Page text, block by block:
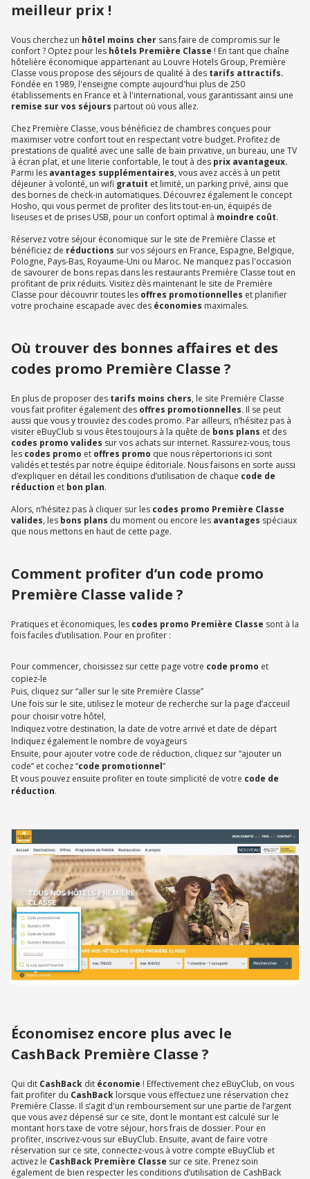
meilleur prix !
Vous cherchez un hôtel moins cher sans faire de compromis sur le
confort ? Optez pour les hôtels Première Classe ! En tant que chaîne
hôtelière économique appartenant au Louvre Hotels Group, Première
Classe vous propose des séjours de qualité à des tarifs attractifs.
Fondée en 1989, l'enseigne compte aujourd'hui plus de 250
établissements en France et à l'international, vous garantissant ainsi une
remise sur vos séjours partout où vous allez.
Chez Première Classe, vous bénéficiez de chambres conçues pour
maximiser votre confort tout en respectant votre budget. Profitez de
prestations de qualité avec une salle de bain privative, un bureau, une TV
à écran plat, et une literie confortable, le tout à des prix avantageux.
Parmi les avantages supplémentaires, vous avez accès à un petit
déjeuner à volonté, un wifi gratuit et limité, un parking privé, ainsi que
des bornes de check-in automatiques. Découvrez également le concept
Hosho, qui vous permet de profiter des lits tout-en-un, équipés de
liseuses et de prises USB, pour un confort optimal à moindre coût.
Réservez votre séjour économique sur le site de Première Classe et
bénéficiez de réductions sur vos séjours en France, Espagne, Belgique,
Pologne, Pays-Bas, Royaume-Uni ou Maroc. Ne manquez pas l'occasion
de savourer de bons repas dans les restaurants Première Classe tout en
profitant de prix réduits. Visitez dès maintenant le site de Première
Classe pour découvrir toutes les offres promotionnelles et planifier
votre prochaine escapade avec des économies maximales.
Où trouver des bonnes affaires et des
codes promo Première Classe ?
En plus de proposer des tarifs moins chers, le site Première Classe
vous fait profiter également des offres promotionnelles. Il se peut
aussi que vous y trouviez des codes promo. Par ailleurs, n’hésitez pas à
visiter eBuyClub si vous êtes toujours à la quête de bons plans et des
codes promo valides sur vos achats sur internet. Rassurez-vous, tous
les codes promo et offres promo que nous répertorions ici sont
validés et testés par notre équipe éditoriale. Nous faisons en sorte aussi
d’expliquer en détail les conditions d’utilisation de chaque code de
réduction et bon plan.
Alors, n’hésitez pas à cliquer sur les codes promo Première Classe
valides, les bons plans du moment ou encore les avantages spéciaux
que nous mettons en haut de cette page.
Comment profiter d’un code promo
Première Classe valide ?
Pratiques et économiques, les codes promo Première Classe sont à la
fois faciles d’utilisation. Pour en profiter :
Pour commencer, choisissez sur cette page votre code promo et
copiez-le
Puis, cliquez sur “aller sur le site Première Classe”
Une fois sur le site, utilisez le moteur de recherche sur la page d’acceuil
pour choisir votre hôtel,
Indiquez votre destination, la date de votre arrivé et date de départ
Indiquez également le nombre de voyageurs
Ensuite, pour ajouter votre code de réduction, cliquez sur “ajouter un
code” et cochez “code promotionnel”
Et vous pouvez ensuite profiter en toute simplicité de votre code de
réduction.
Économisez encore plus avec le
CashBack Première Classe ?
Qui dit CashBack dit économie ! Effectivement chez eBuyClub, on vous
fait profiter du CashBack lorsque vous effectuez une réservation chez
Première Classe. Il s’agit d'un remboursement sur une partie de l’argent
que vous avez dépensé sur ce site, dont le montant est calculé sur le
montant hors taxe de votre séjour, hors frais de dossier. Pour en
profiter, inscrivez-vous sur eBuyClub. Ensuite, avant de faire votre
réservation sur ce site, connectez-vous à votre compte eBuyClub et
activez le CashBack Première Classe sur ce site. Prenez soin
également de bien respecter les conditions d’utilisation de CashBack